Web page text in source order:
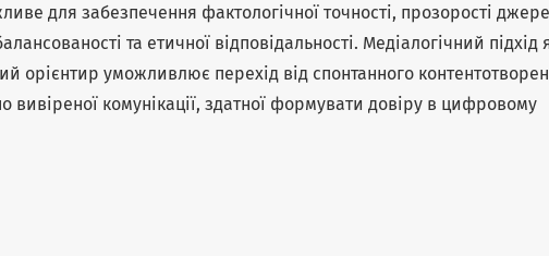
для забезпечення фактологічної точності, прозорості
та етичної відповідальності. Медіалогічний підхід
орієнтир уможливлює перехід від спонтанного
вивіреної комунікації, здатної формувати довіру в цифровому